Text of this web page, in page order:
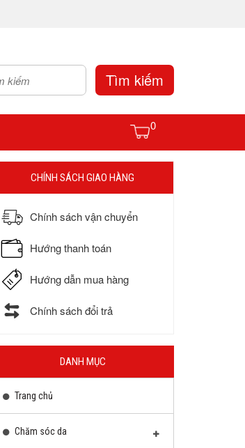
Tìm kiếm
0
CHÍNH SÁCH GIAO HÀNG
Chính sách vận chuyển
Hướng thanh toán
Hướng dẫn mua hàng
Chính sách đổi trả
DANH MỤC
Trang chủ
Chăm sóc da